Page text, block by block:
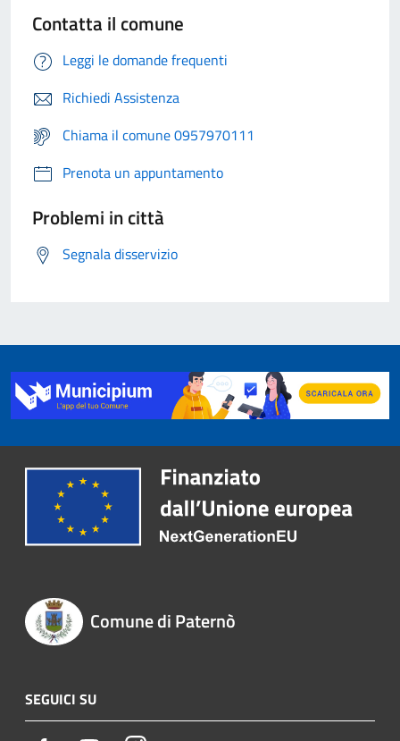
Contatta il comune
Leggi le domande frequenti
Richiedi Assistenza
Chiama il comune 0957970111
Prenota un appuntamento
Problemi in città
Segnala disservizio
Comune di Paternò
SEGUICI SU